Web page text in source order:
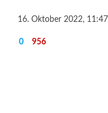
16. Oktober 2022, 11:47
0 956